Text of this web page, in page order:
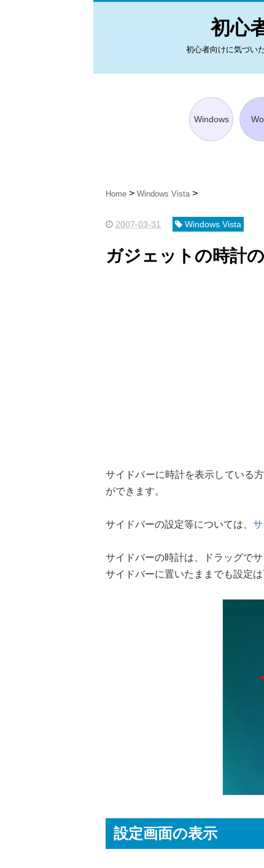
初心
初心者向けに気づい
Windows
Home Windows Vista
2007-03-31 Windows Vista
ガジェットの時計
サイドバーに時計を表示している
ができます。
サイドバーの設定等については、
サイドバーの時計は、ドラッグで
サイドバーに置いたままでも設定は
設定画面の表示